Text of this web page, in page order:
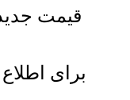
قیمت
برای